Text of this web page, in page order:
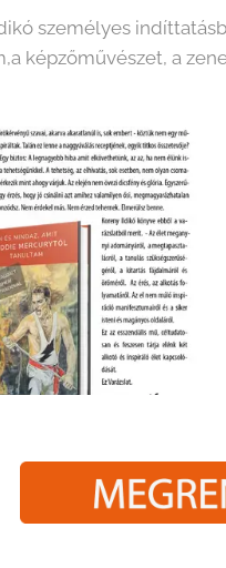
személyes
képzőművészet, a